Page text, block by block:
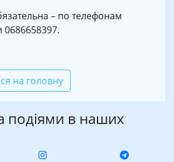
– по телефонам
0686658397.
на головну
подіями в наших